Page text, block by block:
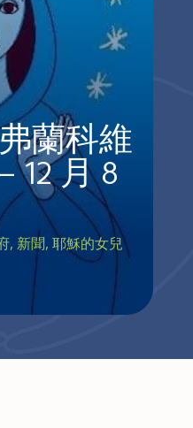
蘭科維
12 月 8
, 新聞, 耶穌的女兒